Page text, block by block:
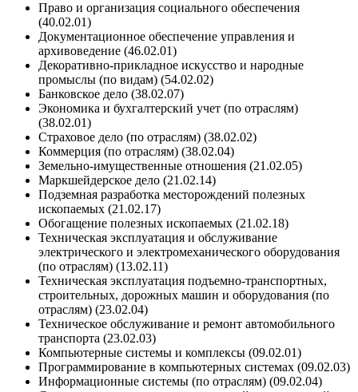
Право и организация социального обеспечения
(40.02.01)
Документационное обеспечение управления и
архивоведение (46.02.01)
Декоративно-прикладное искусство и народные
промыслы (по видам) (54.02.02)
Банковское дело (38.02.07)
Экономика и бухгалтерский учет (по отраслям)
(38.02.01)
Страховое дело (по отраслям) (38.02.02)
Коммерция (по отраслям) (38.02.04)
Земельно-имущественные отношения (21.02.05)
Маркшейдерское дело (21.02.14)
Подземная разработка месторождений полезных
ископаемых (21.02.17)
Обогащение полезных ископаемых (21.02.18)
Техническая эксплуатация и обслуживание
электрического и электромеханического оборудования
(по отраслям) (13.02.11)
Техническая эксплуатация подъемно-транспортных,
строительных, дорожных машин и оборудования (по
отраслям) (23.02.04)
Техническое обслуживание и ремонт автомобильного
транспорта (23.02.03)
Компьютерные системы и комплексы (09.02.01)
Программирование в компьютерных системах (09.02.03)
Информационные системы (по отраслям) (09.02.04)